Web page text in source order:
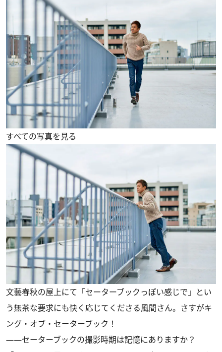
すべての写真を見る
文藝春秋の屋上にて「セーターブックっぽい感じで」とい
う無茶な要求にも快く応じてくださる風間さん。さすがキ
ング・オブ・セーターブック！
――セーターブックの撮影時期は記憶にありますか？